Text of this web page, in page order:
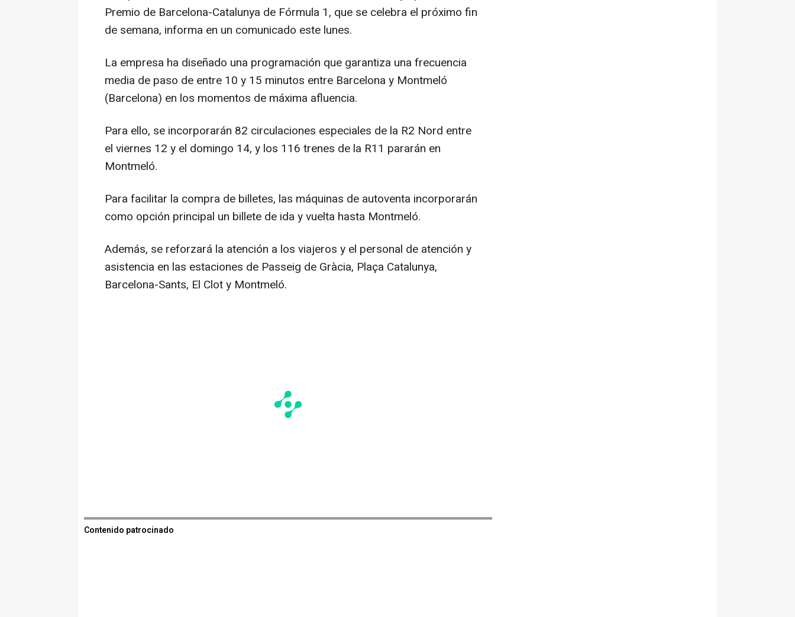
Premio de Barcelona-Catalunya de Fórmula 1, que se celebra el próximo fin
de semana, informa en un comunicado este lunes.
La empresa ha diseñado una programación que garantiza una frecuencia
media de paso de entre 10 y 15 minutos entre Barcelona y Montmeló
(Barcelona) en los momentos de máxima afluencia.
Para ello, se incorporarán 82 circulaciones especiales de la R2 Nord entre
el viernes 12 y el domingo 14, y los 116 trenes de la R11 pararán en
Montmeló.
Para facilitar la compra de billetes, las máquinas de autoventa incorporarán
como opción principal un billete de ida y vuelta hasta Montmeló.
Además, se reforzará la atención a los viajeros y el personal de atención y
asistencia en las estaciones de Passeig de Gràcia, Plaça Catalunya,
Barcelona-Sants, El Clot y Montmeló.
Contenido patrocinado